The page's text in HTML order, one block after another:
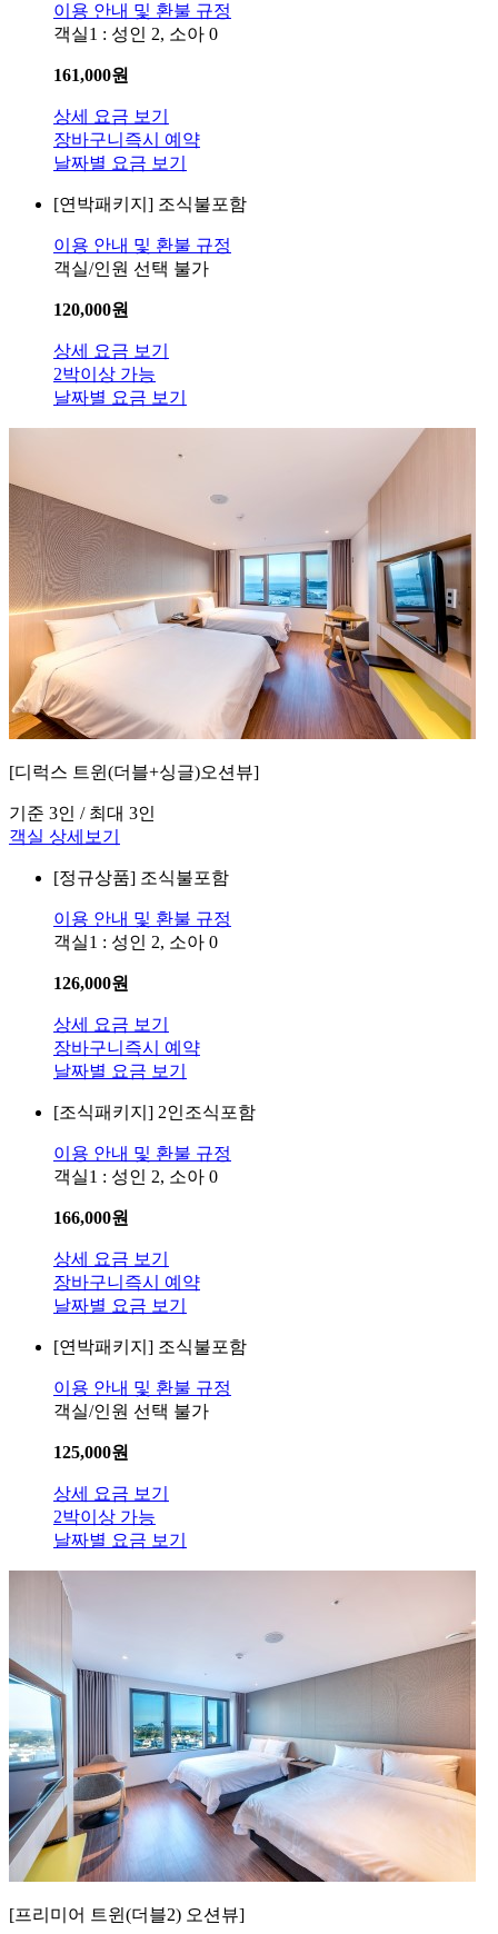
이용 안내 및 환불 규정
객실1 : 성인 2, 소아 0
161,000원
상세 요금 보기
장바구니 즉시 예약
날짜별 요금 보기
[연박패키지] 조식불포함
이용 안내 및 환불 규정
객실/인원 선택 불가
120,000원
상세 요금 보기
2박이상 가능
날짜별 요금 보기
[디럭스 트윈(더블+싱글)오션뷰]
기준 3인 / 최대 3인
객실 상세보기
[정규상품] 조식불포함
이용 안내 및 환불 규정
객실1 : 성인 2, 소아 0
126,000원
상세 요금 보기
장바구니 즉시 예약
날짜별 요금 보기
[조식패키지] 2인조식포함
이용 안내 및 환불 규정
객실1 : 성인 2, 소아 0
166,000원
상세 요금 보기
장바구니 즉시 예약
날짜별 요금 보기
[연박패키지] 조식불포함
이용 안내 및 환불 규정
객실/인원 선택 불가
125,000원
상세 요금 보기
2박이상 가능
날짜별 요금 보기
[프리미어 트윈(더블2) 오션뷰]